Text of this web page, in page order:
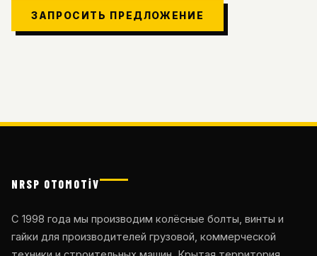
ЗАПРОСИТЬ ПРЕДЛОЖЕНИЕ
NRSP OTOMOTİV
С 1998 года мы производим колёсные болты, винты и
гайки для производителей грузовой, коммерческой